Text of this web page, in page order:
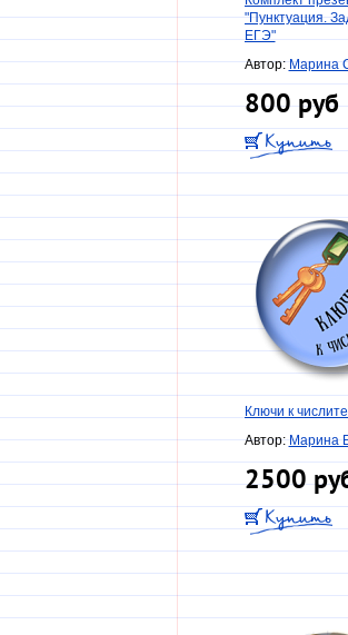
"Пунктуация.
ЕГЭ"
Автор: Марина
800 руб
Ключи к
Автор: Марина
2500